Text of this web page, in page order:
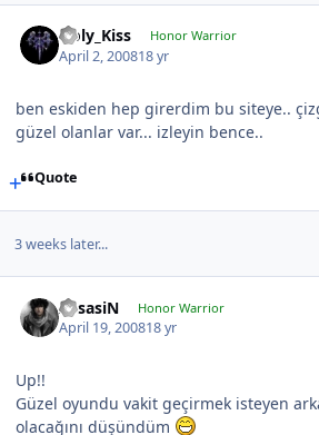
Holy_Kiss Honor Warrior
April 2, 200818 yr
ben eskiden hep girerdim bu siteye..
güzel olanlar var... izleyin bence..
Quote
3 weeks later...
AssasiN Honor Warrior
April 19, 200818 yr
Up!!
Güzel oyundu vakit geçirmek isteyen
olacağını düşündüm